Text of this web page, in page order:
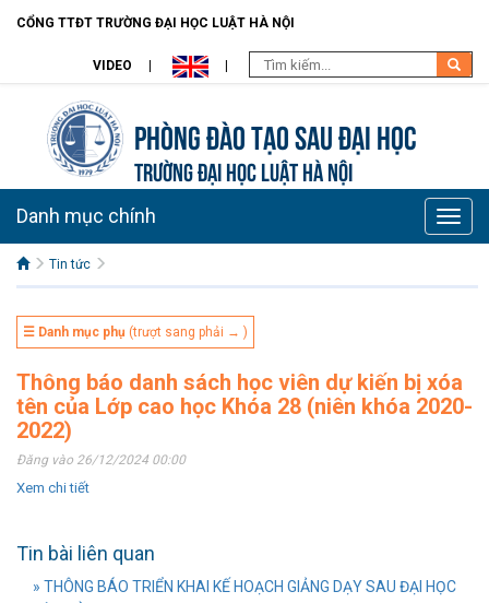
CỔNG TTĐT TRƯỜNG ĐẠI HỌC LUẬT HÀ NỘI
VIDEO
Phòng Đào tạo Sau đại học
TRƯỜNG ĐẠI HỌC LUẬT HÀ NỘI
Toggle
Danh mục chính
Tin tức
☰ Danh mục phụ (trượt sang phải → )
Thông báo danh sách học viên dự kiến bị xóa
tên của Lớp cao học Khóa 28 (niên khóa 2020-
2022)
Đăng vào 26/12/2024 00:00
Xem chi tiết
Tin bài liên quan
» THÔNG BÁO TRIỂN KHAI KẾ HOẠCH GIẢNG DẠY SAU ĐẠI HỌC